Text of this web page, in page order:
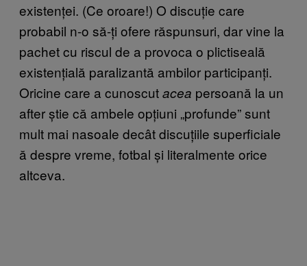
existenței. (Ce oroare!) O discuție care
probabil n-o să-ți ofere răspunsuri, dar vine la
pachet cu riscul de a provoca o plictiseală
existențială paralizantă ambilor participanți.
Oricine care a cunoscutacea persoană la un
after știe că ambele opțiuni „profunde” sunt
mult mai nasoale decât discuțiile superficiale
ă despre vreme, fotbal și literalmente orice
altceva.